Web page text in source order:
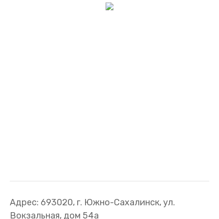
Адрес: 693020, г. Южно-Сахалинск, ул.
Вокзальная, дом 54а